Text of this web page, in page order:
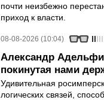
почти неизбежно
приход к власти.
08-08-2026 (10:04)
Александр
покинутая нами
Удивительная
логических связей,